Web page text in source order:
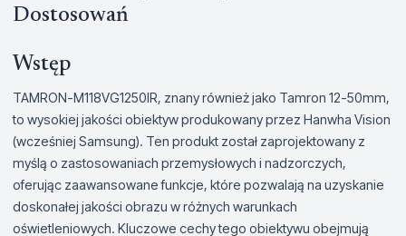
Dostosowań
Wstęp
TAMRON-M118VG1250IR, znany również jako Tamron 12-50mm,
to wysokiej jakości obiektyw produkowany przez Hanwha Vision
(wcześniej Samsung). Ten produkt został zaprojektowany z
myślą o zastosowaniach przemysłowych i nadzorczych,
oferując zaawansowane funkcje, które pozwalają na uzyskanie
doskonałej jakości obrazu w różnych warunkach
oświetleniowych. Kluczowe cechy tego obiektywu obejmują